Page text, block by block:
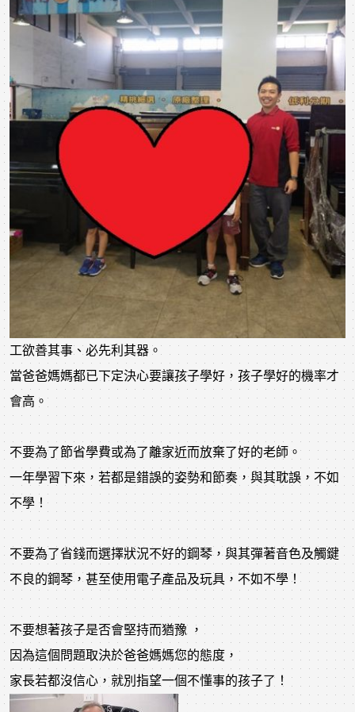
工欲善其事、必先利其器。
當爸爸媽媽都已下定決心要讓孩子學好，孩子學好的機率才
會高。
不要為了節省學費或為了離家近而放棄了好的老師。
一年學習下來，若都是錯誤的姿勢和節奏，與其耽誤，不如
不學！
不要為了省錢而選擇狀況不好的鋼琴，與其彈著音色及觸鍵
不良的鋼琴，甚至使用電子產品及玩具，不如不學！
不要想著孩子是否會堅持而猶豫 ，
因為這個問題取決於爸爸媽媽您的態度，
家長若都沒信心，就別指望一個不懂事的孩子了！